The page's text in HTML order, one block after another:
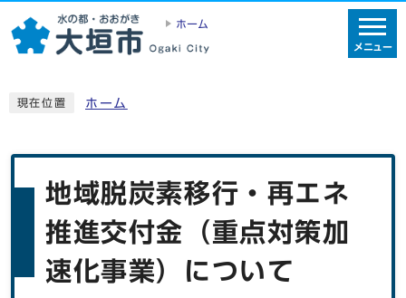
ホーム
メニュー
現在位置 ホーム
地域脱炭素移行・再エネ
推進交付金（重点対策加
速化事業）について